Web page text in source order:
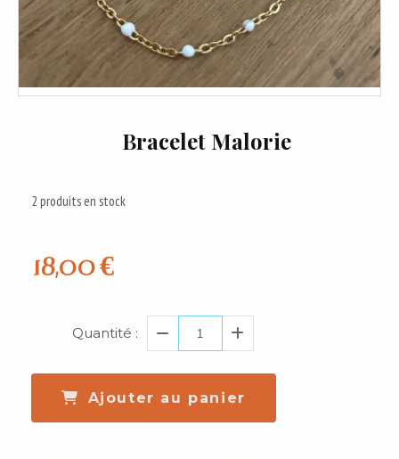
Bracelet Malorie
18,00€
2 produits en stock
Quantité :
Ajouter au panier